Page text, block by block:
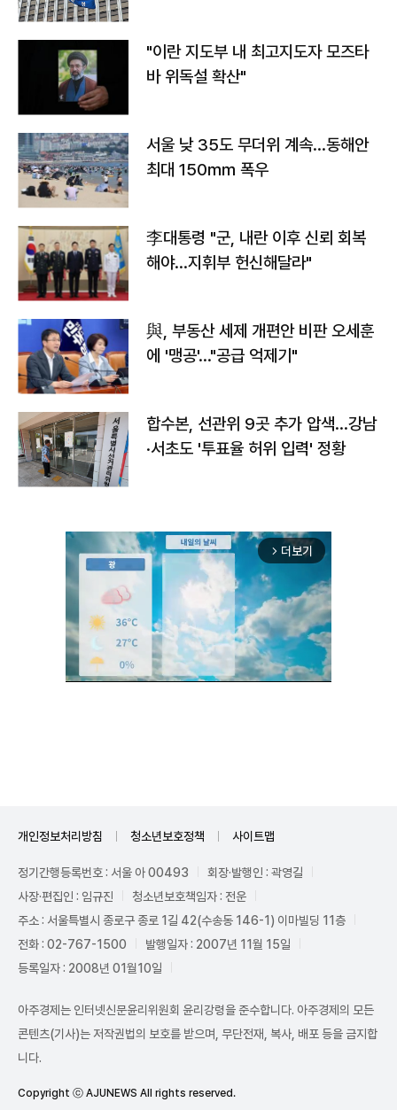
"이란 지도부 내 최고지도자 모즈타
바 위독설 확산"
서울 낮 35도 무더위 계속…동해안
최대 150㎜ 폭우
李대통령 "군, 내란 이후 신뢰 회복
해야…지휘부 헌신해달라"
與, 부동산 세제 개편안 비판 오세훈
에 '맹공'…"공급 억제기"
합수본, 선관위 9곳 추가 압색…강남
·서초도 '투표율 허위 입력' 정황
arrow_forward_ios 더보기
개인정보처리방침 청소년보호정책 사이트맵
정기간행등록번호 : 서울 아 00493
회장·발행인 : 곽영길
사장·편집인 : 임규진
청소년보호책임자 : 전운
주소 : 서울특별시 종로구 종로 1길 42(수송동 146-1) 이마빌딩 11층
전화 : 02-767-1500
발행일자 : 2007년 11월 15일
등록일자 : 2008년 01월10일
아주경제는 인터넷신문윤리위원회 윤리강령을 준수합니다. 아주경제의 모든
콘텐츠(기사)는 저작권법의 보호를 받으며, 무단전재, 복사, 배포 등을 금지합
니다.
Copyright ⓒ AJUNEWS All rights reserved.